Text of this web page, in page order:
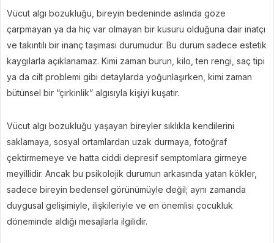
Vücut algı bozukluğu, bireyin bedeninde aslında göze
çarpmayan ya da hiç var olmayan bir kusuru olduğuna dair inatçı
ve takıntılı bir inanç taşıması durumudur. Bu durum sadece estetik
kaygılarla açıklanamaz. Kimi zaman burun, kilo, ten rengi, saç tipi
ya da cilt problemi gibi detaylarda yoğunlaşırken, kimi zaman
bütünsel bir “çirkinlik” algısıyla kişiyi kuşatır.
Vücut algı bozukluğu yaşayan bireyler sıklıkla kendilerini
saklamaya, sosyal ortamlardan uzak durmaya, fotoğraf
çektirmemeye ve hatta ciddi depresif semptomlara girmeye
meyillidir. Ancak bu psikolojik durumun arkasında yatan kökler,
sadece bireyin bedensel görünümüyle değil; aynı zamanda
duygusal gelişimiyle, ilişkileriyle ve en önemlisi çocukluk
döneminde aldığı mesajlarla ilgilidir.